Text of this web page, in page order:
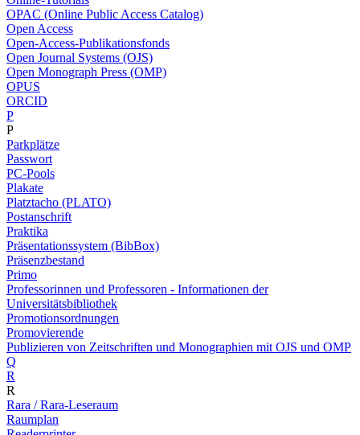
OPAC (Online Public Access Catalog)
Open Access
Open-Access-Publikationsfonds
Open Journal Systems (OJS)
Open Monograph Press (OMP)
OPUS
ORCID
P
P
Parkplätze
Passwort
PC-Pools
Plakate
Platztacho (PLATO)
Postanschrift
Praktika
Präsentationssystem (BibBox)
Präsenzbestand
Primo
Professorinnen und Professoren - Informationen der
Universitätsbibliothek
Promotionsordnungen
Promovierende
Publizieren von Zeitschriften und Monographien mit OJS und OMP
Q
R
R
Rara / Rara-Leseraum
Raumplan